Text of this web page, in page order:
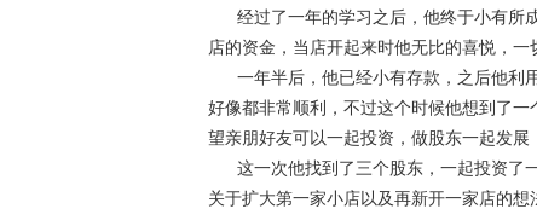
经过了一年的学习之后，他终于小有所
店的资金，当店开起来时他无比的喜悦，
一年半后，他已经小有存款，之后他利
好像都非常顺利，不过这个时候他想到了
望亲朋好友可以一起投资，做股东一起发
这一次他找到了三个股东，一起投资了
关于扩大第一家小店以及再新开一家店的